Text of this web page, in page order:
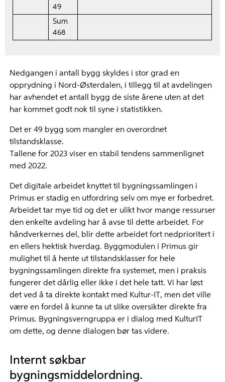
49
Sum
468
Nedgangen i antall bygg skyldes i stor grad en
opprydning i Nord-Østerdalen, i tillegg til at avdelingen
har avhendet et antall bygg de siste årene uten at det
har kommet godt nok til syne i statistikken.
Det er 49 bygg som mangler en overordnet
tilstandsklasse.
Tallene for 2023 viser en stabil tendens sammenlignet
med 2022.
Det digitale arbeidet knyttet til bygningssamlingen i
Primus er stadig en utfordring selv om mye er forbedret.
Arbeidet tar mye tid og det er ulikt hvor mange ressurser
den enkelte avdeling har å avse til dette arbeidet. For
håndverkernes del, blir dette arbeidet fort nedprioritert i
en ellers hektisk hverdag. Byggmodulen i Primus gir
mulighet til å hente ut tilstandsklasser for hele
bygningssamlingen direkte fra systemet, men i praksis
fungerer det dårlig eller ikke i det hele tatt. Vi har løst
det ved å ta direkte kontakt med Kultur-IT, men det ville
være en fordel å kunne ta ut slike oversikter direkte fra
Primus. Bygningsverngruppa er i dialog med KulturIT
om dette, og denne dialogen bør tas videre.
Internt søkbar
bygningsmiddelordning.